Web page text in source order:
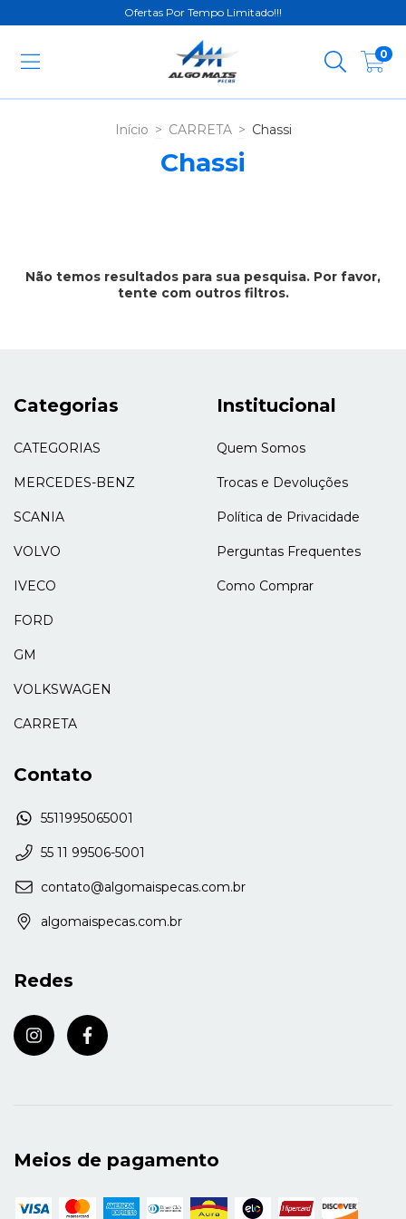
Ofertas Por Tempo Limitado!!!
0
Início > CARRETA > Chassi
Chassi
Não temos resultados para sua pesquisa. Por favor,
tente com outros filtros.
Categorias
CATEGORIAS
MERCEDES-BENZ
SCANIA
VOLVO
IVECO
FORD
GM
VOLKSWAGEN
CARRETA
Institucional
Quem Somos
Trocas e Devoluções
Política de Privacidade
Perguntas Frequentes
Como Comprar
Contato
5511995065001
55 11 99506-5001
contato@algomaispecas.com.br
algomaispecas.com.br
Redes
Meios de pagamento